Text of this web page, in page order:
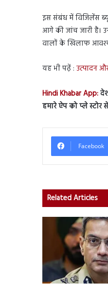
इस संबंध में विजिलेंस
आगे की जांच जारी है।
वालों के खिलाफ
यह भी पढ़ें : उत्पादन
Hindi Khabar App:
हमारे ऐप को प्ले स्टोर
Facebook
Related Articles